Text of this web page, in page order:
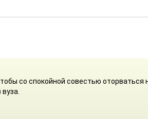
со спокойной совестью оторваться